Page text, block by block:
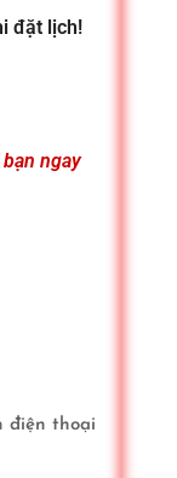
đặt lịch!
ngay
điện thoại